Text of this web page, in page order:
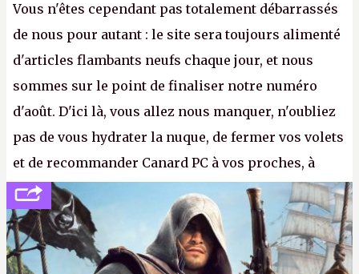
Vous n'êtes cependant pas totalement débarrassés
de nous pour autant : le site sera toujours alimenté
d'articles flambants neufs chaque jour, et nous
sommes sur le point de finaliser notre numéro
d'août. D'ici là, vous allez nous manquer, n'oubliez
pas de vous hydrater la nuque, de fermer vos volets
et de recommander Canard PC à vos proches, à
votre famille et aux inconnus que vous croisez
dans la rue. Bon été à tous ! –ER.